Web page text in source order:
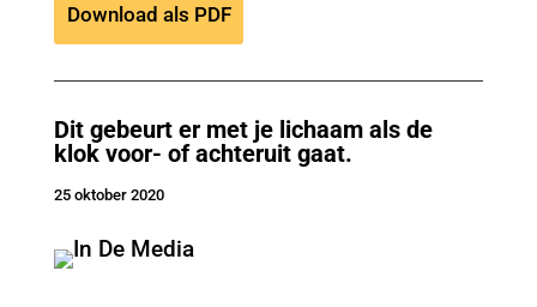
Download als PDF
Dit gebeurt er met je lichaam als de
klok voor- of achteruit gaat.
25 oktober 2020